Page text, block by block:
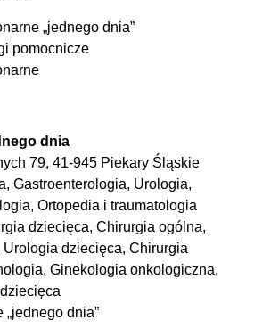
„jednego dnia”
pomocnicze
dnia
79, 41-945 Piekary Śląskie
Gastroenterologia, Urologia,
Ortopedia i traumatologia
dziecięca, Chirurgia ogólna,
dziecięca, Chirurgia
Ginekologia onkologiczna,
„jednego dnia”